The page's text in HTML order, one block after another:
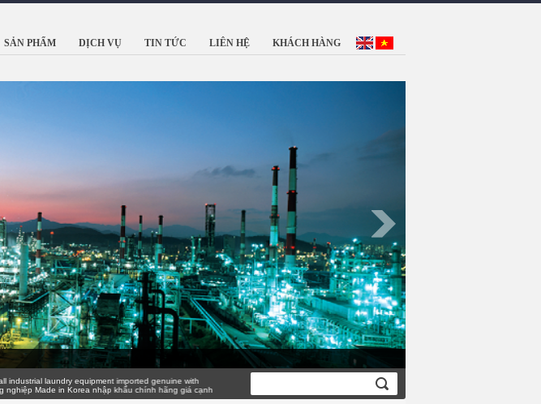
SẢN PHẨM DỊCH VỤ TIN TỨC LIÊN HỆ KHÁCH HÀNG
laundry equipment imported genuine with
Made in Korea nhập khẩu chính hãng giá cạnh